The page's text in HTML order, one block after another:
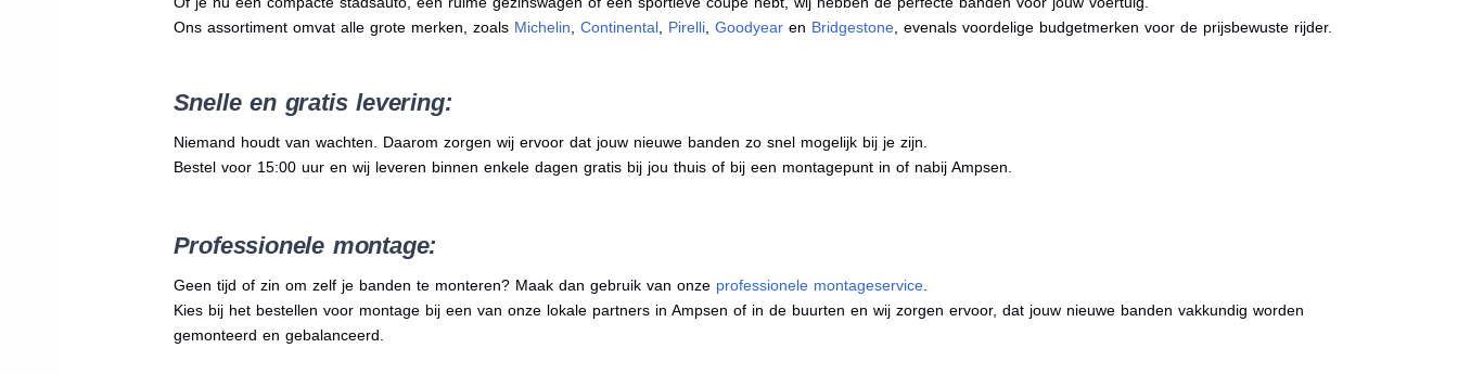
Ons assortiment omvat alle grote merken, zoals Michelin, Continental, Pirelli, Goodyearen Bridgestone, evenals voordelige budgetmerken voor de prijsbewuste rijder.
Snelle en gratis levering:
Niemand houdt van wachten. Daarom zorgen wij ervoor dat jouw nieuwe banden zo snel mogelijk bij je zijn.
Bestel voor 15:00 uur en wij leveren binnen enkele dagen gratis bij jou thuis of bij een montagepunt in of nabij Ampsen.
Professionele montage:
Geen tijd of zin om zelf je banden te monteren? Maak dan gebruik van onze professionele montageservice.
Kies bij het bestellen voor montage bij een van onze lokale partners in Ampsen of in de buurten en wij zorgen ervoor, dat jouw nieuwe banden vakkundig worden
gemonteerd en gebalanceerd.